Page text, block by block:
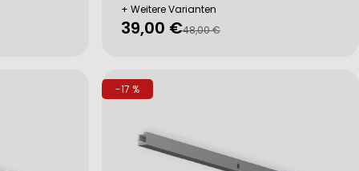
+ Weitere Varianten
Verkaufspreis
39,00 €
Regulärer48,00 €
-17 %